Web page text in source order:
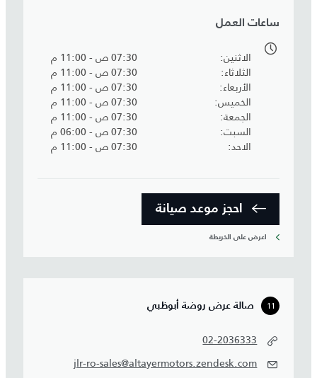
ساعات العمل
الاثنين
07:30 ص - 11:00 م
الثلاثاء
07:30 ص - 11:00 م
الأربعاء
07:30 ص - 11:00 م
الخميس
07:30 ص - 11:00 م
الجمعة
07:30 ص - 11:00 م
السبت
07:30 ص - 06:00 م
الاحد
07:30 ص - 11:00 م
احجز موعد صيانة‎
اعرض على الخريطة
11 صالة عرض روضة أبوظبي
02-2036333
jlr-ro-sales@altayermotors.zendesk.com